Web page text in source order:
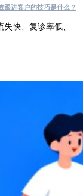
跟进客户的技巧是什么？
快、复诊率低、